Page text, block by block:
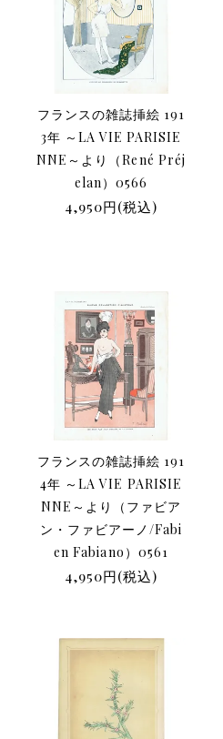
フランスの雑誌挿絵 191
3年 ～LA VIE PARISIE
NNE～より（René Préj
elan）0566
4,950円(税込)
フランスの雑誌挿絵 191
4年 ～LA VIE PARISIE
NNE～より（ファビア
ン・ファビアーノ/Fabi
en Fabiano）0561
4,950円(税込)